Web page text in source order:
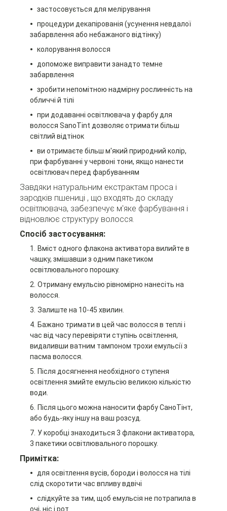
застосовується для мелірування
процедури декапірованія (усунення невдалої
забарвлення або небажаного відтінку)
колорування волосся
допоможе виправити занадто темне
забарвлення
зробити непомітною надмірну рослинність на
обличчі й тілі
при додаванні освітлювача у фарбу для
волосся SanoTint дозволяє отримати більш
світлий відтінок
ви отримаєте більш м'який природний колір,
при фарбуванні у червоні тони, якщо нанести
освітлювач перед фарбуванням
Завдяки натуральним екстрактам проса і
зародків пшениці , що входять до складу
освітлювача, забезпечує м'яке фарбування і
відновлює структуру волосся.
Спосіб застосування:
Вміст одного флакона активатора вилийте в
чашку, змішавши з одним пакетиком
освітлювального порошку.
Отриману емульсію рівномірно нанесіть на
волосся.
Залиште на 10-45 хвилин.
Бажано тримати в цей час волосся в теплі і
час від часу перевіряти ступінь освітлення,
видаливши ватним тампоном трохи емульсії з
пасма волосся.
Після досягнення необхідного ступеня
освітлення змийте емульсію великою кількістю
води.
Після цього можна наносити фарбу СаноТінт,
або будь-яку іншу на ваш розсуд.
У коробці знаходиться 3 флакони активатора,
3 пакетики освітлювального порошку.
Примітка:
для освітлення вусів, бороди і волосся на тілі
слід скоротити час впливу вдвічі
слідкуйте за тим, щоб емульсія не потрапила в
очі, ніс і рот.